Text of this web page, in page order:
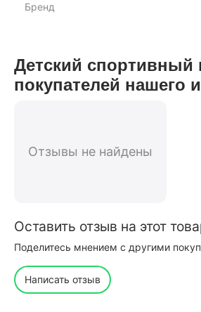
Бренд
Детский
покупателей нашего
Отзывы не найдены
Оставить отзыв на этот
Поделитесь мнением с другими
Написать отзыв